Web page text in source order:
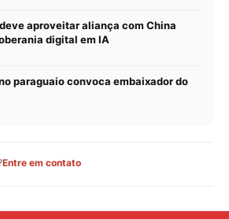
aproveitar aliança com China
digital em IA
paraguaio convoca embaixador do
Entre em contato